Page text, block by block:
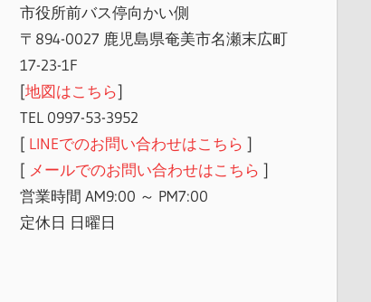
市役所前バス停向かい側
〒894-0027 鹿児島県奄美市名瀬末広町
17-23-1F
[地図はこちら]
TEL 0997-53-3952
[ LINEでのお問い合わせはこちら ]
[ メールでのお問い合わせはこちら ]
営業時間 AM9:00 ～ PM7:00
定休日 日曜日